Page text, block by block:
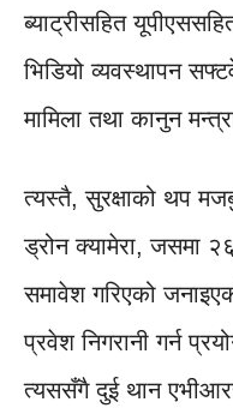
ब्याट्रीसहित
भिडियो व्यवस्थापन
मामिला तथा कानुन
त्यस्तै, सुरक्षाको थप
ड्रोन क्यामेरा, जसमा
समावेश गरिएको
प्रवेश निगरानी गर्न
त्यससँगै दुई थान